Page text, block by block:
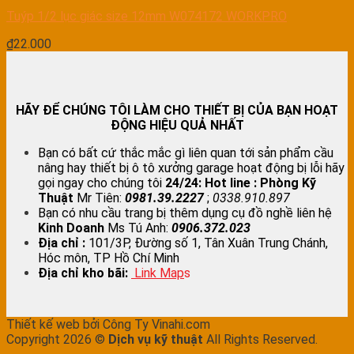
Tuýp 1/2 lục giác size 12mm W074172 WORKPRO
₫22.000
HÃY ĐỂ CHÚNG TÔI LÀM CHO THIẾT BỊ CỦA BẠN HOẠT
ĐỘNG HIỆU QUẢ NHẤT
Bạn có bất cứ thắc mắc gì liên quan tới sản phẩm cầu
nâng hay thiết bị ô tô xưởng garage hoạt động bị lỗi hãy
gọi ngay cho chúng tôi 24/24: Hot line : Phòng Kỹ
Thuật Mr Tiên: 0981.39.2227; 0338.910.897
Bạn có nhu cầu trang bị thêm dụng cụ đồ nghề liên hệ
Kinh Doanh Ms Tú Anh: 0906.372.023
Địa chỉ : 101/3P, Đường số 1, Tân Xuân Trung Chánh,
Hóc môn, TP Hồ Chí Minh
Địa chỉ kho bãi: Link Maps
Thiết kế web bởi Công Ty Vinahi.com
Copyright 2026 © Dịch vụ kỹ thuật All Rights Reserved.